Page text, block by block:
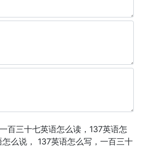
百三十七英语怎么读，137英语怎
么说， 137英语怎么写，一百三十